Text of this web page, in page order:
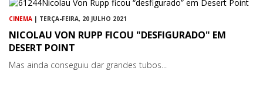
CINEMA | TERÇA-FEIRA, 20 JULHO 2021
NICOLAU VON RUPP FICOU "DESFIGURADO" EM
DESERT POINT
Mas ainda conseguiu dar grandes tubos...